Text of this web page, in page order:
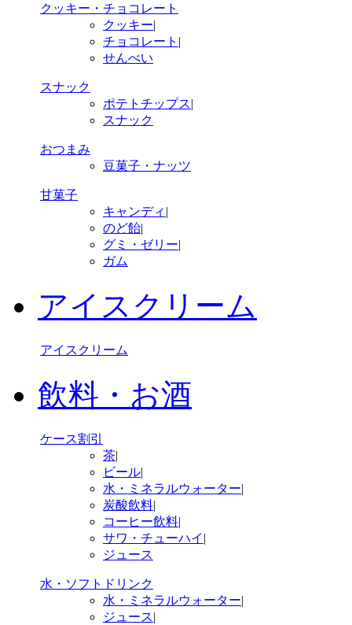
クッキー・チョコレート
クッキー|
チョコレート |
せんべい
スナック
ポテトチップス|
スナック
おつまみ
豆菓子・ナッツ
甘菓子
キャンディ |
のど飴|
グミ・ゼリー|
ガム
アイスクリーム
アイスクリーム
飲料・お酒
ケース割引
茶|
ビール|
水・ミネラルウォーター|
炭酸飲料|
コーヒー飲料|
サワ・チューハイ |
ジュース
水・ソフトドリンク
水・ミネラルウォーター|
ジュース|